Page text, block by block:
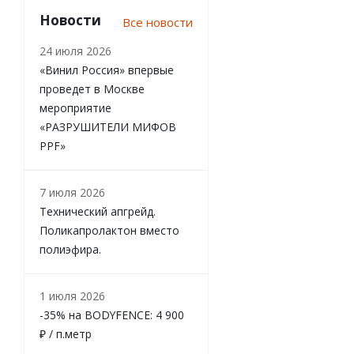
Новости Все новости
24 июля 2026
«Винил Россия» впервые
проведет в Москве
мероприятие
«РАЗРУШИТЕЛИ МИФОВ
PPF»
7 июля 2026
Технический апгрейд.
Поликапролактон вместо
полиэфира.
1 июля 2026
-35% на BODYFENCE: 4 900
₽ / п.метр